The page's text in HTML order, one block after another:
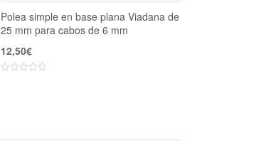
Polea simple en base plana Viadana de
25 mm para cabos de 6 mm
12,50€